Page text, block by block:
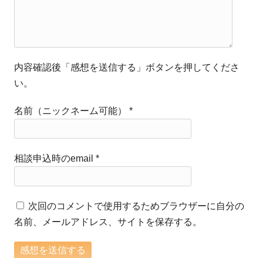
内容確認後「感想を送信する」ボタンを押してくださ
い。
名前（ニックネーム可能）*
相談申込時のemail*
次回のコメントで使用するためブラウザーに自分の
名前、メールアドレス、サイトを保存する。